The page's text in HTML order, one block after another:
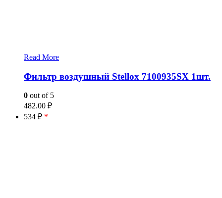
Read More
Фильтр воздушный Stellox 7100935SX 1шт.
0 out of 5
482.00 ₽
534 ₽ *